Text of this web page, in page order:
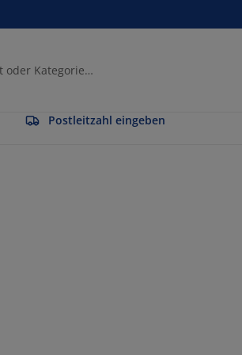
Postleitzahl eingeben